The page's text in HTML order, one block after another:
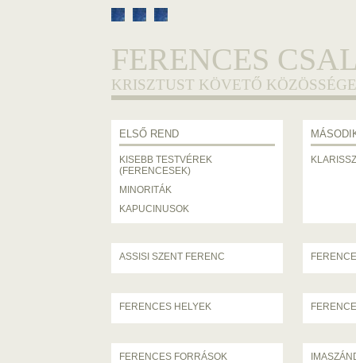
FERENCES
KRISZTUST KÖVETŐ
ELSŐ REND
KISEBB TESTVÉREK
(FERENCESEK)
MINORITÁK
KAPUCINUSOK
ASSISI SZENT FERENC
FERENCES HELYEK
FERENCES FORRÁSOK